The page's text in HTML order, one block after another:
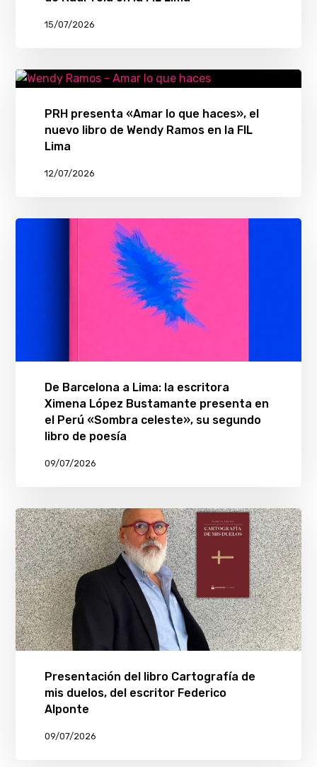
15/07/2026
PRH presenta «Amar lo que haces», el
nuevo libro de Wendy Ramos en la FIL
Lima
12/07/2026
De Barcelona a Lima: la escritora
Ximena López Bustamante presenta en
el Perú «Sombra celeste», su segundo
libro de poesía
09/07/2026
Presentación del libro Cartografía de
mis duelos, del escritor Federico
Alponte
09/07/2026